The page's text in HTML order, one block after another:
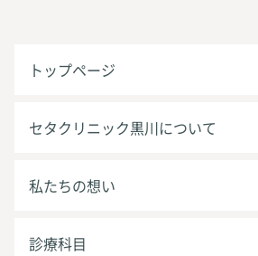
トップページ
セタクリニック黒川について
私たちの想い
診療科目